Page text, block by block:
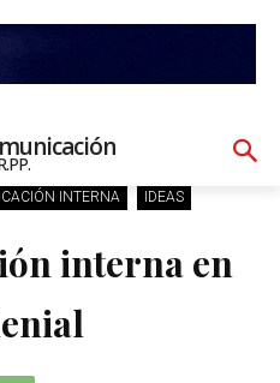
INTERNA
IDEAS
interna en